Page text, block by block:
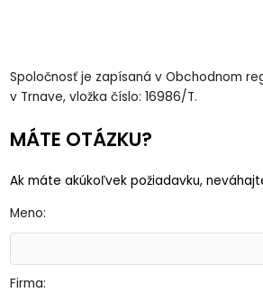
Spoločnosť je zapísaná v Obchodnom
v Trnave, vložka číslo: 16986/T.
MÁTE OTÁZKU?
Ak máte akúkoľvek požiadavku,
Meno:
Firma: